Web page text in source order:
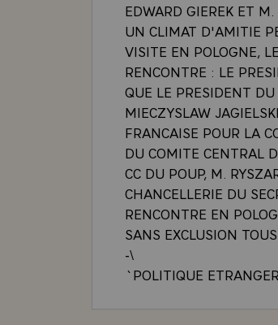
EDWARD GIEREK ET
UN CLIMAT D'AMITIE
VISITE EN POLOGNE,
RENCONTRE : LE
QUE LE PRESIDENT
MIECZYSLAW
FRANCAISE POUR LA
DU COMITE CENTRAL
CC DU POUP, M.
CHANCELLERIE DU
RENCONTRE EN
SANS EXCLUSION
-\
`POLITIQUE
QUE LES RELATIONS